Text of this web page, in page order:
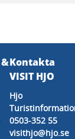
Kontakta
VISIT HJO
Hjo
0503-352 55
visithjo@hjo.se